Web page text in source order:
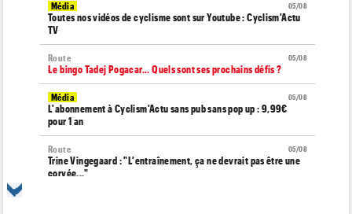
05/08
Média
Toutes nos vidéos de cyclisme sont sur Youtube : Cyclism'Actu
TV
05/08
Route
Le bingo Tadej Pogacar... Quels sont ses prochains défis ?
05/08
Média
L'abonnement à Cyclism'Actu sans pub sans pop up : 9,99€
pour 1 an
05/08
Route
Trine Vingegaard : "L'entraînement, ça ne devrait pas être une
corvée..."